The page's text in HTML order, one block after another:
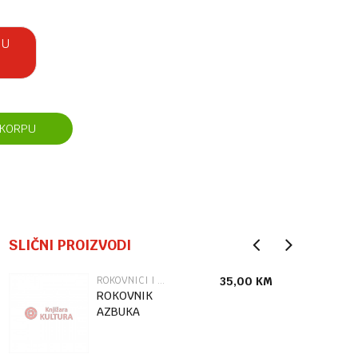
SLIČNI PROIZVODI
ROKOVNICI I ADRESARI
ROKOVNIK
AZBUKA
35,00 KM